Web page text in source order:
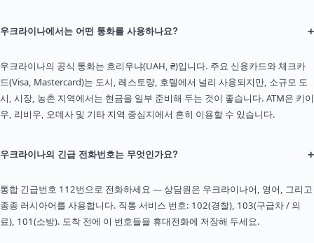
우크라이나에서는 어떤 통화를 사용하나요? +
우크라이나의 공식 통화는 흐리우냐(UAH, ₴)입니다. 주요 신용카드와 체크카
드(Visa, Mastercard)는 도시, 레스토랑, 호텔에서 널리 사용되지만, 소규모 도
시, 시장, 농촌 지역에서는 현금을 일부 준비해 두는 것이 좋습니다. ATM은 키이
우, 리비우, 오데사 및 기타 지역 중심지에서 흔히 이용할 수 있습니다.
우크라이나의 긴급 전화번호는 무엇인가요? +
통합 긴급번호 112번으로 전화하세요 — 상담원은 우크라이나어, 영어, 그리고
종종 러시아어를 사용합니다. 직통 서비스 번호: 102(경찰), 103(구급차 / 의
료), 101(소방). 도착 전에 이 번호들을 휴대전화에 저장해 두세요.